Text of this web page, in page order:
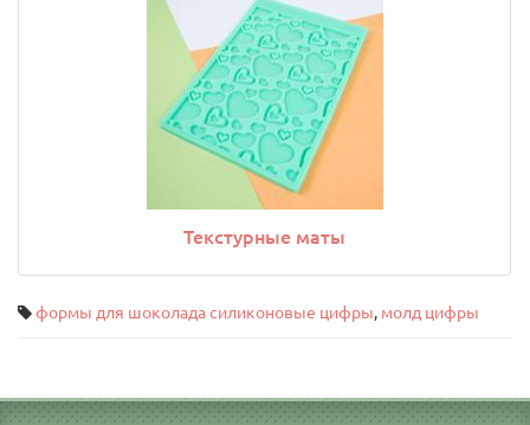
Текстурные маты
формы для шоколада силиконовые цифры, молд цифры